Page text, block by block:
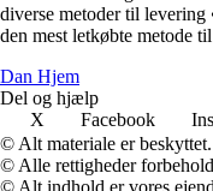
diverse metoder til levering
den mest letkøbte metode
Dan Hjem
Del og hjælp
X
Facebook
© Alt materiale er beskyttet.
© Alle rettigheder
© Alt indhold er vores